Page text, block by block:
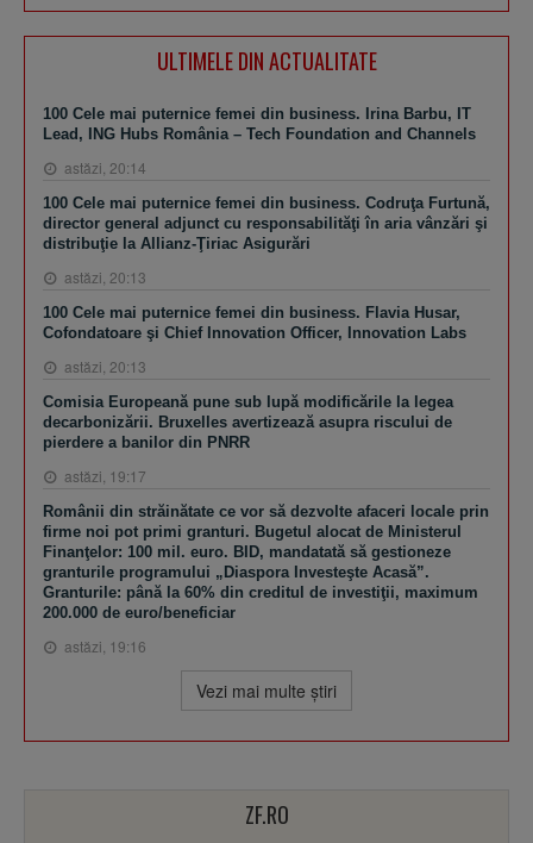
ULTIMELE DIN ACTUALITATE
100 Cele mai puternice femei din business. Irina Barbu, IT
Lead, ING Hubs România – Tech Foundation and Channels
astăzi, 20:14
100 Cele mai puternice femei din business. Codruţa Furtună,
director general adjunct cu responsabilităţi în aria vânzări şi
distribuţie la Allianz-Ţiriac Asigurări
astăzi, 20:13
100 Cele mai puternice femei din business. Flavia Husar,
Cofondatoare şi Chief Innovation Officer, Innovation Labs
astăzi, 20:13
Comisia Europeană pune sub lupă modificările la legea
decarbonizării. Bruxelles avertizează asupra riscului de
pierdere a banilor din PNRR
astăzi, 19:17
Românii din străinătate ce vor să dezvolte afaceri locale prin
firme noi pot primi granturi. Bugetul alocat de Ministerul
Finanţelor: 100 mil. euro. BID, mandatată să gestioneze
granturile programului „Diaspora Investeşte Acasă”.
Granturile: până la 60% din creditul de investiţii, maximum
200.000 de euro/beneficiar
astăzi, 19:16
Vezi mai multe ştiri
ZF.RO